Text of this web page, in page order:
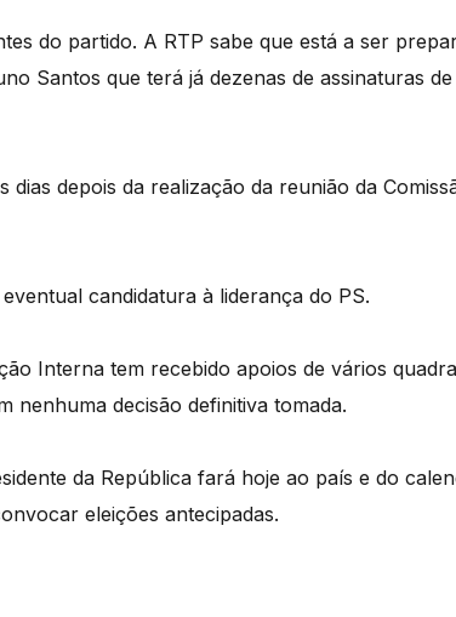
do partido. A RTP sabe que está a ser
Santos que terá já dezenas de assinaturas de
depois da realização da reunião da
candidatura à liderança do PS.
Interna tem recebido apoios de vários
nenhuma decisão definitiva tomada.
da República fará hoje ao país e do
eleições antecipadas.